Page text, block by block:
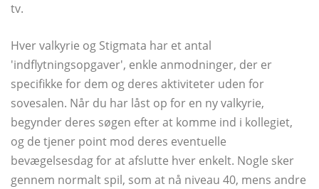
tv.
Hver valkyrie og Stigmata har et antal
'indflytningsopgaver', enkle anmodninger, der er
specifikke for dem og deres aktiviteter uden for
sovesalen. Når du har låst op for en ny valkyrie,
begynder deres søgen efter at komme ind i kollegiet,
og de tjener point mod deres eventuelle
bevægelsesdag for at afslutte hver enkelt. Nogle sker
gennem normalt spil, som at nå niveau 40, mens andre